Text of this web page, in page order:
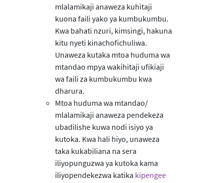
mlalamikaji anaweza kuhitaji
kuona faili yako ya kumbukumbu.
Kwa bahati nzuri, kimsingi, hakuna
kitu nyeti kinachofichuliwa.
Unaweza kutaka mtoa huduma wa
mtandao mpya wakihitaji ufikiaji
wa faili za kumbukumbu kwa
dharura.
Mtoa huduma wa mtandao/
mlalamikaji anaweza pendekeza
ubadilishe kuwa nodi isiyo ya
kutoka. Kwa hali hiyo, unaweza
taka kukabiliana na sera
iliyopunguzwa ya kutoka kama
iliyopendekezwa katika kipengee